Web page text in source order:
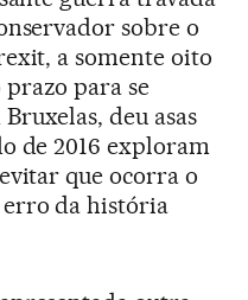
sobre o
a somente oito
para se
deu asas
de 2016 exploram
que ocorra o
da história